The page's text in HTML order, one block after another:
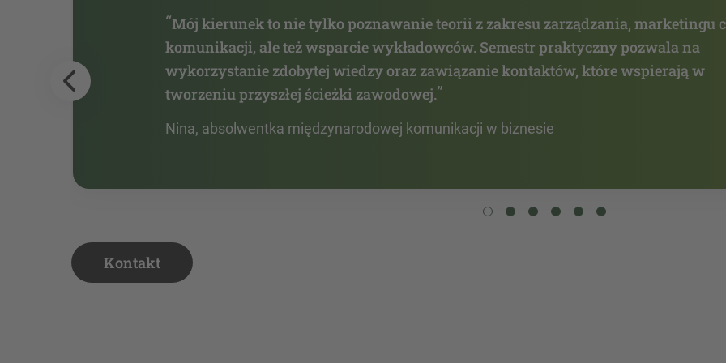
“Mój kierunek to nie tylko poznawanie teorii z zakresu zarządzania, marketingu
komunikacji, ale też wsparcie wykładowców. Semestr praktyczny pozwala na
wykorzystanie zdobytej wiedzy oraz zawiązanie kontaktów, które wspierają w
tworzeniu przyszłej ścieżki zawodowej.”
Nina, absolwentka międzynarodowej komunikacji w biznesie
Kontakt